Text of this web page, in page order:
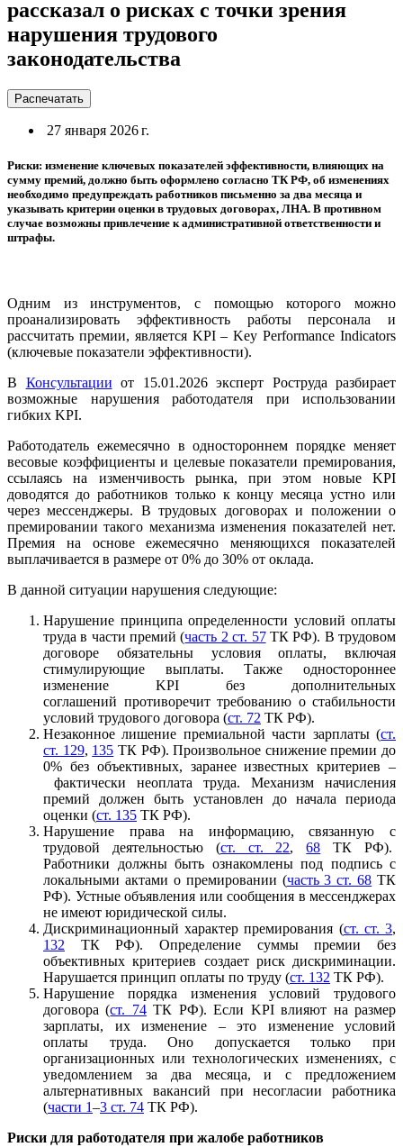
рассказал о рисках с точки зрения
нарушения трудового
законодательства
Распечатать
27 января 2026 г.
Риски: изменение ключевых показателей эффективности, влияющих на
сумму премий, должно быть оформлено согласно ТК РФ, об изменениях
необходимо предупреждать работников письменно за два месяца и
указывать критерии оценки в трудовых договорах, ЛНА. В противном
случае возможны привлечение к административной ответственности и
штрафы.
Одним из инструментов, с помощью которого можно
проанализировать эффективность работы персонала и
рассчитать премии, является KPI – Key Performance Indicators
(ключевые показатели эффективности).
В Консультации от 15.01.2026 эксперт Роструда разбирает
возможные нарушения работодателя при использовании
гибких KPI.
Работодатель ежемесячно в одностороннем порядке меняет
весовые коэффициенты и целевые показатели премирования,
ссылаясь на изменчивость рынка, при этом новые KPI
доводятся до работников только к концу месяца устно или
через мессенджеры. В трудовых договорах и положении о
премировании такого механизма изменения показателей нет.
Премия на основе ежемесячно меняющихся показателей
выплачивается в размере от 0% до 30% от оклада.
В данной ситуации нарушения следующие:
Нарушение принципа определенности условий оплаты
труда в части премий (часть 2 ст. 57ТК РФ). В трудовом
договоре обязательны условия оплаты, включая
стимулирующие выплаты. Также одностороннее
изменение KPI без дополнительных
соглашений противоречит требованию о стабильности
условий трудового договора (ст. 72 ТК РФ).
Незаконное лишение премиальной части зарплаты (ст.
ст. 129, 135 ТК РФ). Произвольное снижение премии до
0% без объективных, заранее известных критериев –
фактически неоплата труда. Механизм начисления
премий должен быть установлен до начала периода
оценки (ст. 135 ТК РФ).
Нарушение права на информацию, связанную с
трудовой деятельностью (ст. ст. 22,68 ТК РФ).
Работники должны быть ознакомлены под подпись с
локальными актами о премировании (часть 3 ст. 68 ТК
РФ). Устные объявления или сообщения в мессенджерах
не имеют юридической силы.
Дискриминационный характер премирования (ст. ст. 3,
132 ТК РФ). Определение суммы премии без
объективных критериев создает риск дискриминации.
Нарушается принцип оплаты по труду (ст. 132 ТК РФ).
Нарушение порядка изменения условий трудового
договора (ст. 74ТК РФ). Если KPI влияют на размер
зарплаты, их изменение – это изменение условий
оплаты труда. Оно допускается только при
организационных или технологических изменениях, с
уведомлением за два месяца, и с предложением
альтернативных вакансий при несогласии работника
(части 1–3 ст. 74 ТК РФ).
Риски для работодателя при жалобе работников